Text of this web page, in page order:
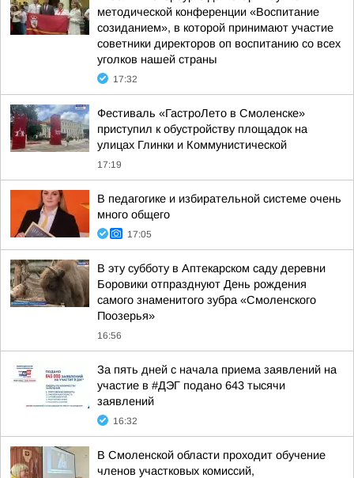
методической конференции «Воспитание
созиданием», в которой принимают участие
советники директоров оп воспитанию со всех
уголков нашей страны
17:32
Фестиваль «ГастроЛето в Смоленске»
приступил к обустройству площадок на
улицах Глинки и Коммунистической
17:19
В педагогике и избирательной системе очень
много общего
17:05
В эту субботу в Аптекарском саду деревни
Боровики отпразднуют День рождения
самого знаменитого зубра «Смоленского
Поозерья»
16:56
За пять дней с начала приема заявлений на
участие в #ДЭГ подано 643 тысячи
заявлений
16:32
В Смоленской области проходит обучение
членов участковых комиссий,